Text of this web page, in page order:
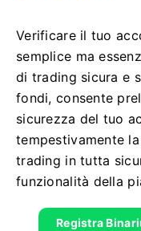
Verificare il tuo
semplice ma
di trading sicura e
fondi, consente
sicurezza del tuo
tempestivamente
trading in tutta
funzionalità della
Registra